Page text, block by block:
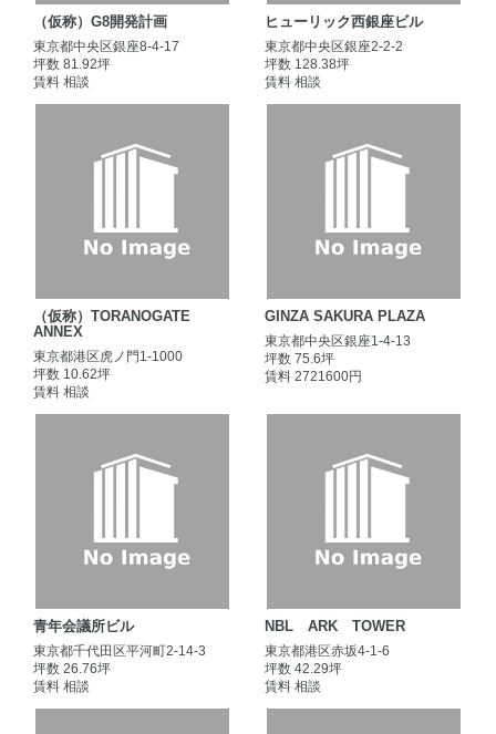
（仮称）G8開発計画
東京都中央区銀座8-4-17
坪数 81.92坪
賃料 相談
ヒューリック西銀座ビル
東京都中央区銀座2-2-2
坪数 128.38坪
賃料 相談
（仮称）TORANOGATE
ANNEX
東京都港区虎ノ門1-1000
坪数 10.62坪
賃料 相談
GINZA SAKURA PLAZA
東京都中央区銀座1-4-13
坪数 75.6坪
賃料 2721600円
青年会議所ビル
東京都千代田区平河町2-14-3
坪数 26.76坪
賃料 相談
NBL ARK TOWER
東京都港区赤坂4-1-6
坪数 42.29坪
賃料 相談